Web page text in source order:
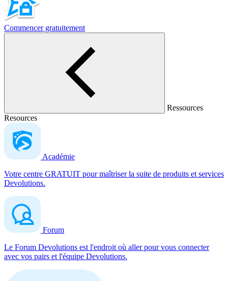
Commencer gratuitement
Ressources
Resources
Académie
Votre centre GRATUIT pour maîtriser la suite de produits et services
Devolutions.
Forum
Le Forum Devolutions est l'endroit où aller pour vous connecter
avec vos pairs et l'équipe Devolutions.